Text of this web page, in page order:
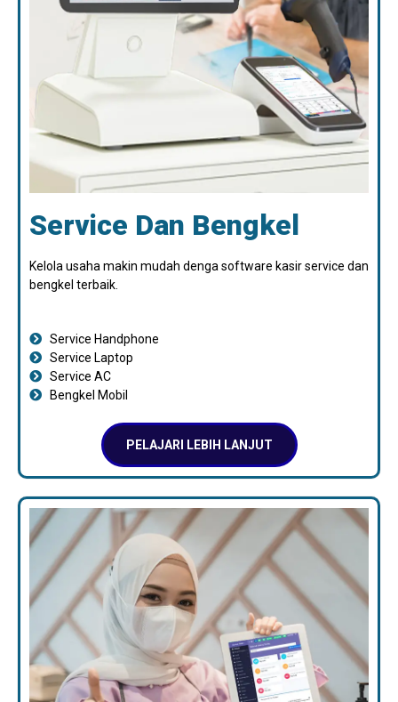
Service Dan Bengkel
Kelola usaha makin mudah denga software kasir service dan
bengkel terbaik.
Service Handphone
Service Laptop
Service AC
Bengkel Mobil
PELAJARI LEBIH LANJUT